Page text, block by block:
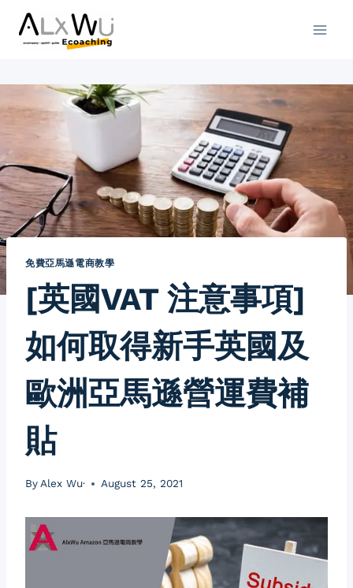
Skip
免費亞馬遜電商教學
[英國VAT 注意事項]
如何取得新手英國及
歐洲亞馬遜營運費補
貼
By Alex Wu· August 25, 2021